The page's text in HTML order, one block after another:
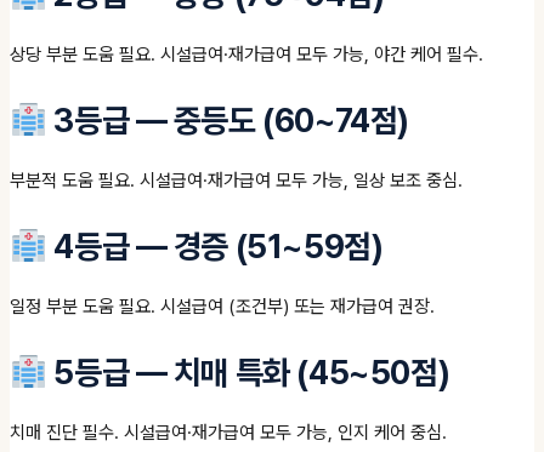
상당 부분 도움 필요. 시설급여·재가급여 모두 가능, 야간 케어 필수.
3등급 — 중등도 (60~74점)
부분적 도움 필요. 시설급여·재가급여 모두 가능, 일상 보조 중심.
4등급 — 경증 (51~59점)
일정 부분 도움 필요. 시설급여 (조건부) 또는 재가급여 권장.
5등급 — 치매 특화 (45~50점)
치매 진단 필수. 시설급여·재가급여 모두 가능, 인지 케어 중심.